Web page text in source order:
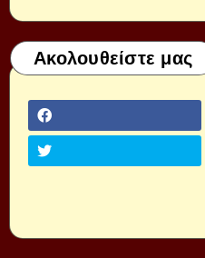
Ακολουθείστε μας